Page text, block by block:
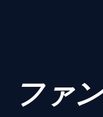
ファ